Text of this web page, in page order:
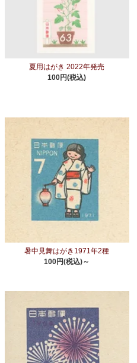
夏用はがき 2022年発売
100円(税込)
暑中見舞はがき1971年2種
100円(税込)～